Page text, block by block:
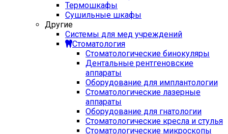
Термошкафы
Сушильные шкафы
Другие
Системы для мед учреждений
Стоматология
Стоматологические бинокуляры
Дентальные рентгеновские
аппараты
Оборудование для имплантологии
Стоматологические лазерные
аппараты
Оборудование для гнатологии
Стоматологические кресла и стулья
Стоматологические микроскопы